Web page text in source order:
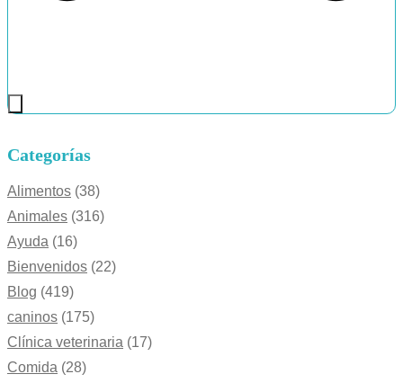
Categorías
Alimentos (38)
Animales (316)
Ayuda (16)
Bienvenidos (22)
Blog (419)
caninos (175)
Clínica veterinaria (17)
Comida (28)